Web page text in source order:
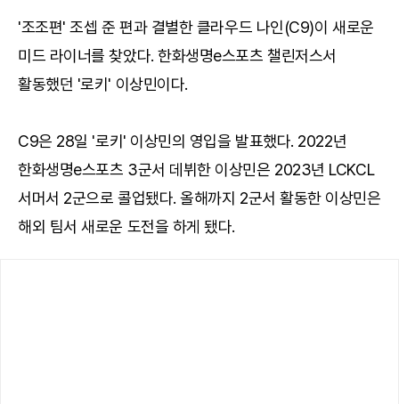
'조조편' 조셉 준 편과 결별한 클라우드 나인(C9)이 새로운
미드 라이너를 찾았다. 한화생명e스포츠 챌린저스서
활동했던 '로키' 이상민이다.
C9은 28일 '로키' 이상민의 영입을 발표했다. 2022년
한화생명e스포츠 3군서 데뷔한 이상민은 2023년 LCKCL
서머서 2군으로 콜업됐다. 올해까지 2군서 활동한 이상민은
해외 팀서 새로운 도전을 하게 됐다.